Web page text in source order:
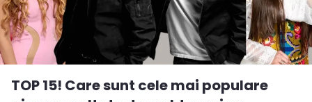
TOP 15! Care sunt cele mai populare